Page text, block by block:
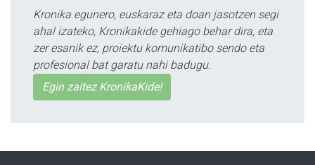
Kronika egunero, euskaraz eta doan jasotzen segi
ahal izateko, Kronikakide gehiago behar dira, eta
zer esanik ez, proiektu komunikatibo sendo eta
profesional bat garatu nahi badugu.
Egin zaitez KronikaKide!